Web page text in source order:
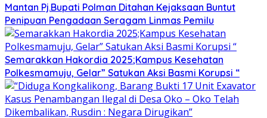
Mantan Pj.Bupati Polman Ditahan Kejaksaan Buntut
Penipuan Pengadaan Seragam Linmas Pemilu
Semarakkan Hakordia 2025;Kampus Kesehatan
Polkesmamuju, Gelar” Satukan Aksi Basmi Korupsi “